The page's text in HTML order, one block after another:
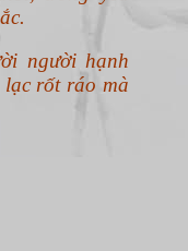
người hạnh
rốt ráo mà